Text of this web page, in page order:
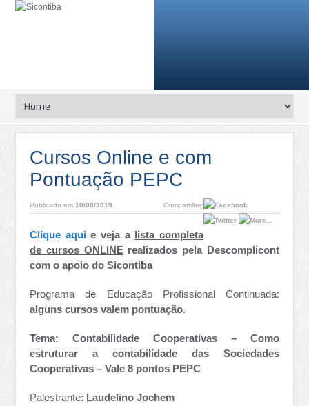
Cursos Online e com
Pontuação PEPC
Publicado em10/08/2019 Compartilhe:
Clique aquie veja a lista completa
de cursos ONLINErealizados pela Descomplicont
com o apoio do Sicontiba
Programa de Educação Profissional Continuada:
alguns cursos valem pontuação.
Tema: Contabilidade Cooperativas – Como
estruturar a contabilidade das Sociedades
Cooperativas – Vale 8 pontos PEPC
Palestrante: Laudelino Jochem